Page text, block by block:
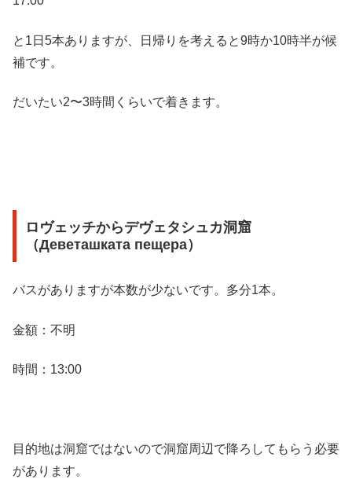
と1日5本ありますが、日帰りを考えると9時か10時半が候
補です。
だいたい2〜3時間くらいで着きます。
ロヴェッチからデヴェタシュカ洞窟
（Деветашката пещера）
バスがありますが本数が少ないです。多分1本。
金額：不明
時間：13:00
目的地は洞窟ではないので洞窟周辺で降ろしてもらう必要
があります。